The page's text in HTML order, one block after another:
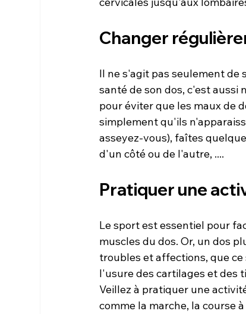
Changer
Il ne s'agit pas seulement de
santé de son dos, c'est aussi
pour éviter que les maux de
simplement qu'ils
asseyez-vous), faîtes
Pratiquer une
Le sport est essentiel pour
muscles du dos. Or, un dos
troubles et affections, que
l'usure des cartilages et des
Veillez à pratiquer une
comme la marche, la course